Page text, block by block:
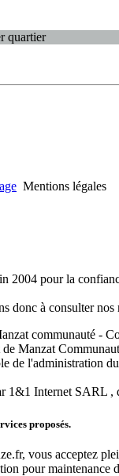
quartier
Mentions légales
2004 pour la
à consulter
communauté -
Manzat
de l'administration
1&1 Internet SARL ,
proposés.
vous acceptez
pour maintenance